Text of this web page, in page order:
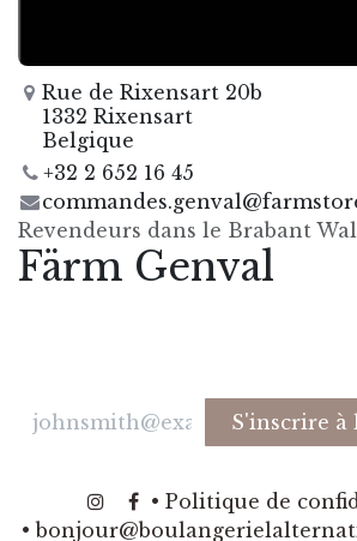
Rue de Rixensart 20b
1332 Rixensart
Belgique
+32 2 652 16 45
Revendeurs dans le Brabant
Färm Genval
S'inscrire à
​• Politique de
•